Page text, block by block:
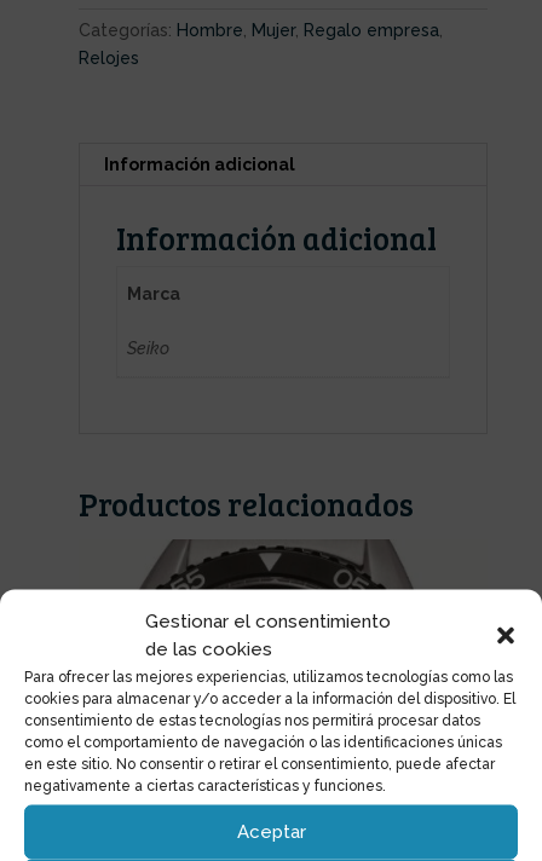
Gestionar el consentimiento
de las cookies
Para ofrecer las mejores experiencias, utilizamos tecnologías como las
cookies para almacenar y/o acceder a la información del dispositivo. El
consentimiento de estas tecnologías nos permitirá procesar datos
como el comportamiento de navegación o las identificaciones únicas
en este sitio. No consentir o retirar el consentimiento, puede afectar
negativamente a ciertas características y funciones.
Aceptar
Categorías: Hombre Mujer, Regalo empresa
Relojes
Información adicional
Información adicional
Marca
Seiko
Productos relacionados